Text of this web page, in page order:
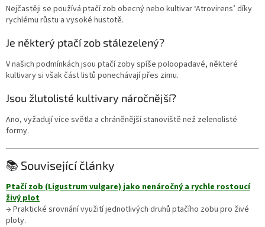
Nejčastěji se používá ptačí zob obecný nebo kultivar ‘Atrovirens’ díky
rychlému růstu a vysoké hustotě.
Je některý ptačí zob stálezelený?
V našich podmínkách jsou ptačí zoby spíše poloopadavé, některé
kultivary si však část listů ponechávají přes zimu.
Jsou žlutolisté kultivary náročnější?
Ano, vyžadují více světla a chráněnější stanoviště než zelenolisté
formy.
📚 Související články
Ptačí zob (Ligustrum vulgare) jako nenáročný a rychle rostoucí
živý plot
→ Praktické srovnání využití jednotlivých druhů ptačího zobu pro živé
ploty.